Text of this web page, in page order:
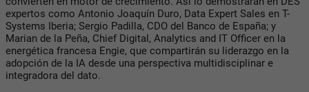
expertos como Antonio Joaquín Duro, Data Expert Sales en T-
Systems Iberia; Sergio Padilla, CDO del Banco de España; y
Marian de la Peña, Chief Digital, Analytics and IT Officer en la
energética francesa Engie, que compartirán su liderazgo en la
adopción de la IA desde una perspectiva multidisciplinar e
integradora del dato.